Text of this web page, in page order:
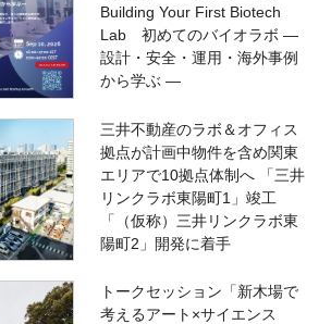
Building Your First Biotech
Lab 初めてのバイオラボ ―
設計・安全・運用・海外事例
から学ぶ ―
三井不動産のラボ＆オフィス
拠点が計画中物件を含め関東
エリアで10拠点体制へ 「三井
リンクラボ東陽町1」竣工
「（仮称）三井リンクラボ東
陽町2」開発に着手
トークセッション「新木場で
考えるアート×サイエンス